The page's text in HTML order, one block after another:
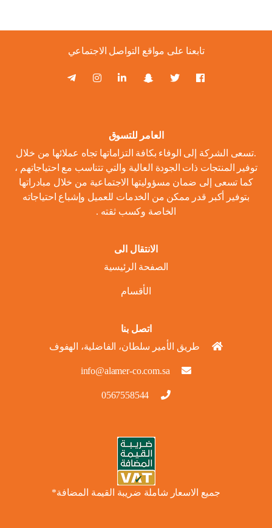
تابعنا على مواقع التواصل الاجتماعي
العامر للتسوق
.تسعى الشركة إلى الوفاء بكافة التزاماتها تجاه عملائها من خلال
توفير المنتجات ذات الجودة العالية والتي تتناسب مع احتياجاتهم ،
كما تسعى إلى ضمان مسؤوليتها الاجتماعية من خلال مبادراتها
بتوفير أكبر قدر ممكن من الخدمات للعميل وإشباع احتياجاته
الخاصة وكسب ثقته .
الانتقال الى
الصفحة الرئيسية
الأقسام
اتصل بنا
طريق الأمير سلطان، الفاضلية، الهفوف
info@alamer-co.com.sa
0567558544
جميع الاسعار شاملة ضريبة القيمة المضافة*